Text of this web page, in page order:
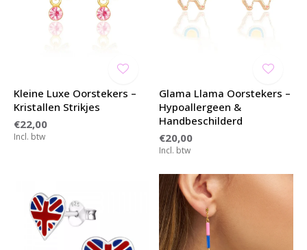
Kleine Luxe Oorstekers –
Kristallen Strikjes
€22,00
Incl. btw
Glama Llama Oorstekers –
Hypoallergeen &
Handbeschilderd
€20,00
Incl. btw